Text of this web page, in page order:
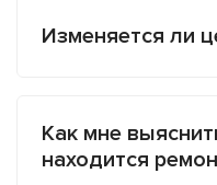
Изменяется ли
Как мне
находится